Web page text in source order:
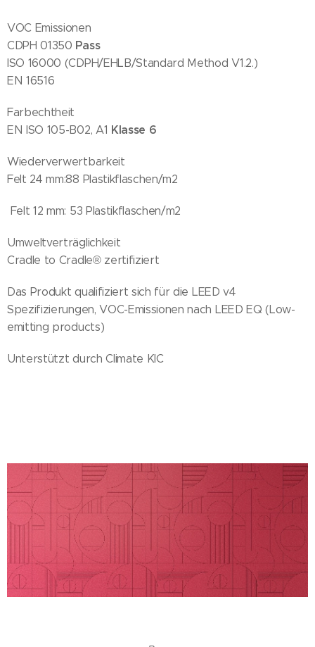
VOC Emissionen
CDPH 01350 Pass
ISO 16000 (CDPH/EHLB/Standard Method V1.2.)
EN 16516
Farbechtheit
EN ISO 105-B02, A1 Klasse 6
Wiederverwertbarkeit
Felt 24 mm:88 Plastikflaschen/m2
Felt 12 mm: 53 Plastikflaschen/m2
Umweltverträglichkeit
Cradle to Cradle® zertifiziert
Das Produkt qualifiziert sich für die LEED v4
Spezifizierungen, VOC-Emissionen nach LEED EQ (Low-
emitting products)
Unterstützt durch Climate KIC